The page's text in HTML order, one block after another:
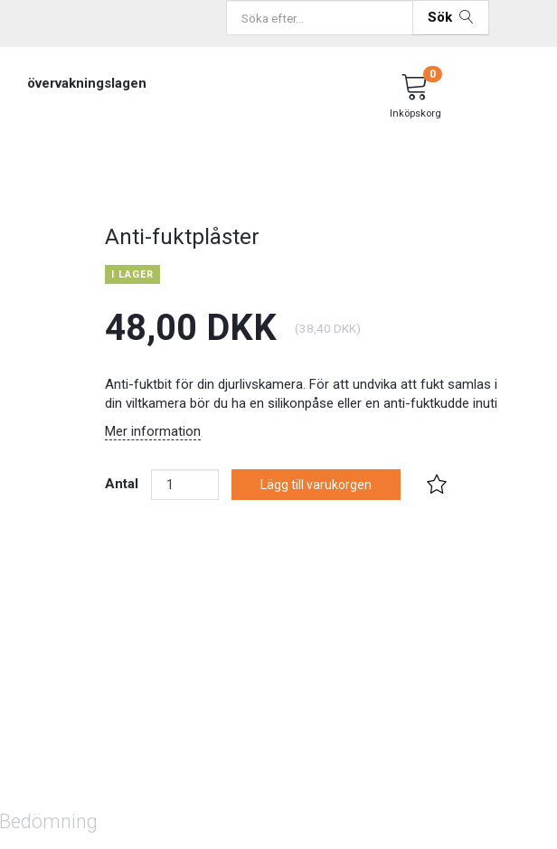
Sök
övervakningslagen
Inköpskorg
0
Anti-fuktplåster
I LAGER
48,00 DKK (38,40 DKK)
Anti-fuktbit för din djurlivskamera. För att undvika att fukt samlas i
din viltkamera bör du ha en silikonpåse eller en anti-fuktkudde inuti
Mer information
Antal Lägg till varukorgen
Bedömning